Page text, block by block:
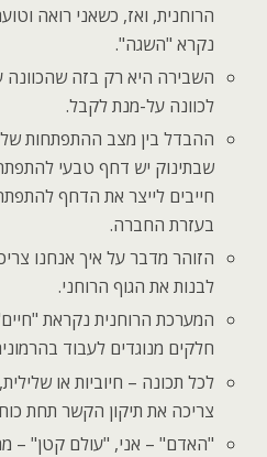
הרוחנית, ואז, כשאני רואה
נקרא "השגה".
השבירה היא רק בזה
לכוונה על-מנת לקבל.
ההבדל בין מצב ההתפתחות של
שבתינוק יש דחף טבעי
חייבים לייצר את הדחף
בעזרת החברה.
הזוהר מדבר על איך אנחנו
לבנות את הגוף הרוחני.
המערכת הרוחנית נקראת
חלקים מנוגדים לעבוד
לכל תכונה – חיוביות או
צריכה את תיקון הקשר תחת
"האדם" – אני, "עולם קטן" –